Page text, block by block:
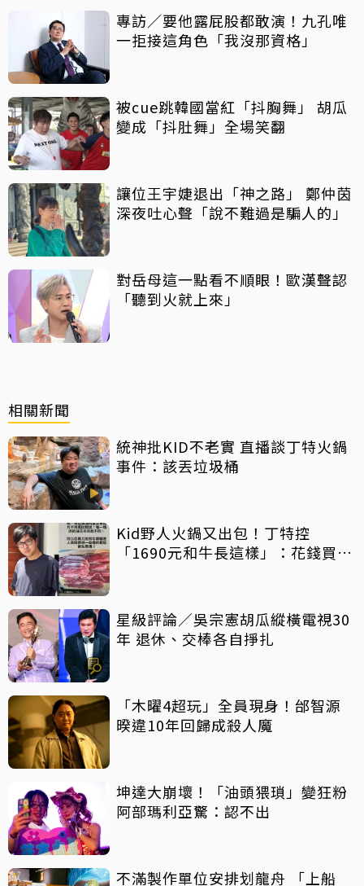
專訪／要他露屁股都敢演！九孔唯
一拒接這角色「我沒那資格」
被cue跳韓國當紅「抖胸舞」 胡瓜
變成「抖肚舞」全場笑翻
讓位王宇婕退出「神之路」 鄭仲茵
深夜吐心聲「說不難過是騙人的」
對岳母這一點看不順眼！歐漢聲認
「聽到火就上來」
相關新聞
統神批KID不老實 直播談丁特火鍋
事件：該丟垃圾桶
Kid野人火鍋又出包！丁特控
「1690元和牛長這樣」：花錢買罪
星級評論／吳宗憲胡瓜縱橫電視30
年 退休、交棒各自掙扎
「木曜4超玩」全員現身！邰智源
暌違10年回歸成殺人魔
坤達大崩壞！「油頭猥瑣」變狂粉
阿部瑪利亞驚：認不出
不滿製作單位安排划龍舟 「上船